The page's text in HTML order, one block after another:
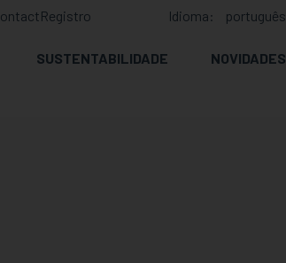
SUSTENTABILIDADE NOVIDADES
Idioma: português
Registro